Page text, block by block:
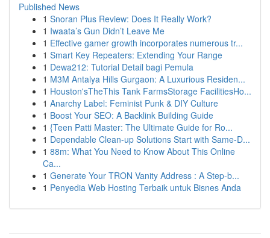
Published News
1 Snoran Plus Review: Does It Really Work?
1 Iwaata’s Gun Didn’t Leave Me
1 Effective gamer growth incorporates numerous tr...
1 Smart Key Repeaters: Extending Your Range
1 Dewa212: Tutorial Detail bagi Pemula
1 M3M Antalya Hills Gurgaon: A Luxurious Residen...
1 Houston'sTheThis Tank FarmsStorage FacilitiesHo...
1 Anarchy Label: Feminist Punk & DIY Culture
1 Boost Your SEO: A Backlink Building Guide
1 {Teen Patti Master: The Ultimate Guide for Ro...
1 Dependable Clean-up Solutions Start with Same-D...
1 88m: What You Need to Know About This Online
Ca...
1 Generate Your TRON Vanity Address : A Step-b...
1 Penyedia Web Hosting Terbaik untuk Bisnes Anda